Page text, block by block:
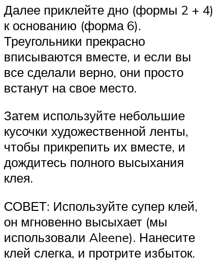
Далее приклейте дно (формы 2 + 4)
к основанию (форма 6).
Треугольники прекрасно
вписываются вместе, и если вы
все сделали верно, они просто
встанут на свое место.
Затем используйте небольшие
кусочки художественной ленты,
чтобы прикрепить их вместе, и
дождитесь полного высыхания
клея.
СОВЕТ: Используйте супер клей,
он мгновенно высыхает (мы
использовали Aleene). Нанесите
клей слегка, и протрите избыток.